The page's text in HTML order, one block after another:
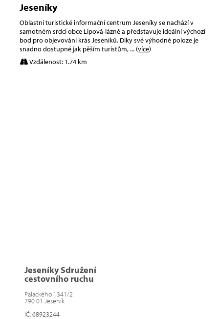
Jeseníky
Oblastní turistické informační centrum Jeseníky se nachází v
samotném srdci obce Lipová-lázně a představuje ideální výchozí
bod pro objevování krás Jeseníků. Díky své výhodné poloze je
snadno dostupné jak pěším turistům,... (více)
Vzdálenost: 1.74 km
Jeseníky Sdružení
cestovního ruchu
Palackého 1341/2
790 01 Jeseník
IČ: 68923244